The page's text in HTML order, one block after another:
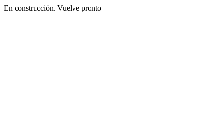
En construcción. Vuelve pronto